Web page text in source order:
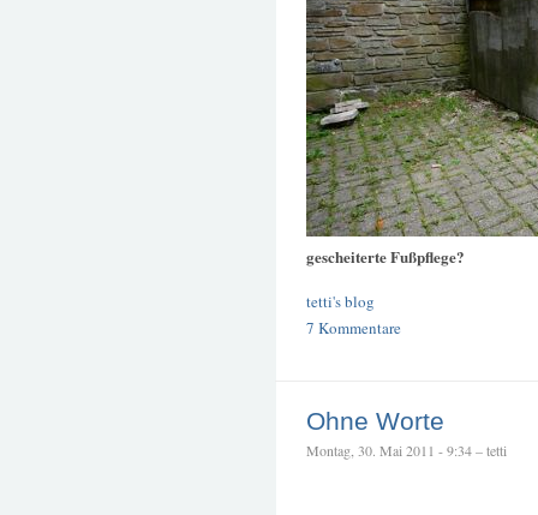
gescheiterte Fußpflege?
tetti's blog
7 Kommentare
Ohne Worte
Montag, 30. Mai 2011 - 9:34 – tetti